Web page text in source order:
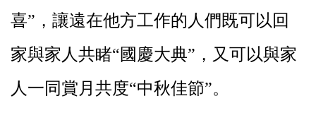
喜”，讓遠在他方工作的人們既可以回
家與家人共睹“國慶大典”，又可以與家
人一同賞月共度“中秋佳節”。